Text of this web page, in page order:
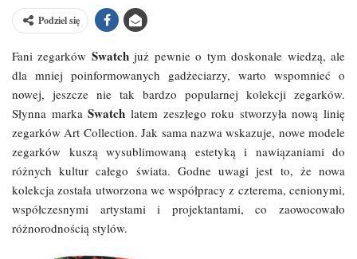
Podziel się
Fani zegarków Swatchjuż pewnie o tym doskonale wiedzą, ale
dla mniej poinformowanych gadżeciarzy, warto wspomnieć o
nowej, jeszcze nie tak bardzo popularnej kolekcji zegarków.
Słynna markaSwatch latem zeszłego roku stworzyła nową linię
zegarków Art Collection. Jak sama nazwa wskazuje, nowe modele
zegarków kuszą wysublimowaną estetyką i nawiązaniami do
różnych kultur całego świata. Godne uwagi jest to, że nowa
kolekcja została utworzona we współpracy z czterema, cenionymi,
współczesnymi artystami i projektantami, co zaowocowało
różnorodnością stylów.